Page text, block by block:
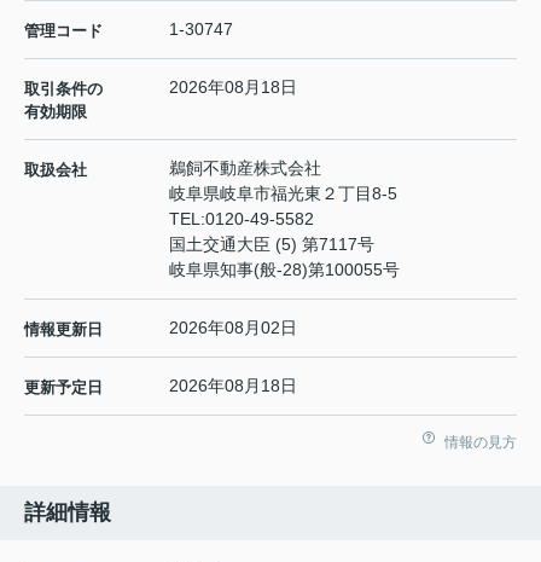
管理コード 1-30747
取引条件の
有効期限
2026年08月18日
取扱会社
鵜飼不動産株式会社
岐阜県岐阜市福光東２丁目8-5
TEL:0120-49-5582
国土交通大臣 (5) 第7117号
岐阜県知事(般-28)第100055号
情報更新日 2026年08月02日
更新予定日 2026年08月18日
情報の見方
詳細情報